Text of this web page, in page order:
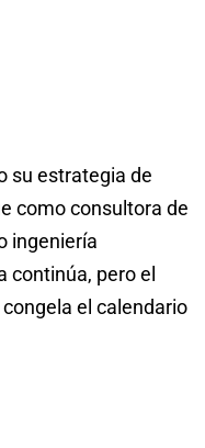
su estrategia de
como consultora de
ingeniería
pero el
el calendario